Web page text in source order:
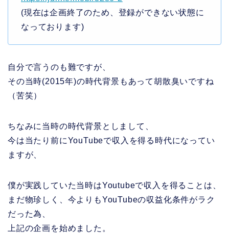
(現在は企画終了のため、登録ができない状態に
なっております)
自分で言うのも難ですが、
その当時(2015年)の時代背景もあって胡散臭いですね
（苦笑）
ちなみに当時の時代背景としまして、
今は当たり前にYouTubeで収入を得る時代になってい
ますが、
僕が実践していた当時はYoutubeで収入を得ることは、
まだ物珍しく、今よりもYouTubeの収益化条件がラク
だった為、
上記の企画を始めました。